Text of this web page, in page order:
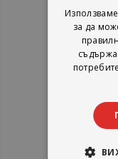
за да